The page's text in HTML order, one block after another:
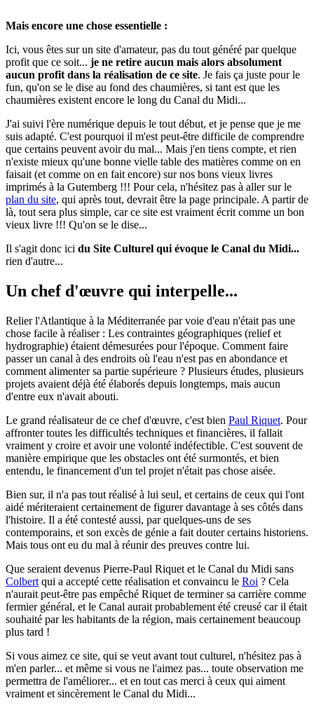
Mais encore une chose essentielle :
Ici, vous êtes sur un site d'amateur, pas du tout généré par quelque
profit que ce soit... je ne retire aucun mais alors absolument
aucun profit dans la réalisation de ce site. Je fais ça juste pour le
fun, qu'on se le dise au fond des chaumières, si tant est que les
chaumières existent encore le long du Canal du Midi...
J'ai suivi l'ère numérique depuis le tout début, et je pense que je me
suis adapté. C'est pourquoi il m'est peut-être difficile de comprendre
que certains peuvent avoir du mal... Mais j'en tiens compte, et rien
n'existe mieux qu'une bonne vielle table des matières comme on en
faisait (et comme on en fait encore) sur nos bons vieux livres
imprimés à la Gutemberg !!! Pour cela, n'hésitez pas à aller sur le
plan du site, qui après tout, devrait être la page principale. A partir de
là, tout sera plus simple, car ce site est vraiment écrit comme un bon
vieux livre !!! Qu'on se le dise...
Il s'agit donc ici du Site Culturel qui évoque le Canal du Midi...
rien d'autre...
Un chef d'œuvre qui interpelle...
Relier l'Atlantique à la Méditerranée par voie d'eau n'était pas une
chose facile à réaliser : Les contraintes géographiques (relief et
hydrographie) étaient démesurées pour l'époque. Comment faire
passer un canal à des endroits où l'eau n'est pas en abondance et
comment alimenter sa partie supérieure ? Plusieurs études, plusieurs
projets avaient déjà été élaborés depuis longtemps, mais aucun
d'entre eux n'avait abouti.
Le grand réalisateur de ce chef d'œuvre, c'est bien Paul Riquet. Pour
affronter toutes les difficultés techniques et financières, il fallait
vraiment y croire et avoir une volonté indéfectible. C'est souvent de
manière empirique que les obstacles ont été surmontés, et bien
entendu, le financement d'un tel projet n'était pas chose aisée.
Bien sur, il n'a pas tout réalisé à lui seul, et certains de ceux qui l'ont
aidé mériteraient certainement de figurer davantage à ses côtés dans
l'histoire. Il a été contesté aussi, par quelques-uns de ses
contemporains, et son excès de génie a fait douter certains historiens.
Mais tous ont eu du mal à réunir des preuves contre lui.
Que seraient devenus Pierre-Paul Riquet et le Canal du Midi sans
Colbert qui a accepté cette réalisation et convaincu le Roi ? Cela
n'aurait peut-être pas empêché Riquet de terminer sa carrière comme
fermier général, et le Canal aurait probablement été creusé car il était
souhaité par les habitants de la région, mais certainement beaucoup
plus tard !
Si vous aimez ce site, qui se veut avant tout culturel, n'hésitez pas à
m'en parler... et même si vous ne l'aimez pas... toute observation me
permettra de l'améliorer... et en tout cas merci à ceux qui aiment
vraiment et sincèrement le Canal du Midi...